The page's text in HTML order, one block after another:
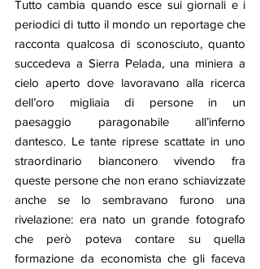
Tutto cambia quando esce sui giornali e i
periodici di tutto il mondo un reportage che
racconta qualcosa di sconosciuto, quanto
succedeva a Sierra Pelada, una miniera a
cielo aperto dove lavoravano alla ricerca
dell’oro migliaia di persone in un
paesaggio paragonabile all’inferno
dantesco. Le tante riprese scattate in uno
straordinario bianconero vivendo fra
queste persone che non erano schiavizzate
anche se lo sembravano furono una
rivelazione: era nato un grande fotografo
che però poteva contare su quella
formazione da economista che gli faceva